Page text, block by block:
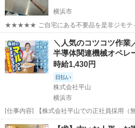
横浜市
★★★★★ ご自宅にある不要品を是非ジモティ
みしませんか？ 家電、趣味・スポーツ・レ
衣料服飾品、生活雑貨、家具、本、CD・
ち込めます！ ※詳細はこ...
テニス テニスラケッ
＼人気のコツコツ作業
半導体関連機械オペ
時給1,430円
日払い
株式会社平山
横浜市
[仕事内容] 【株式会社平山での正社員採用（
す】 半導体製造装置に使用される部品の製造スタッフ募集/／ 機械操
神奈川 横浜市 工場